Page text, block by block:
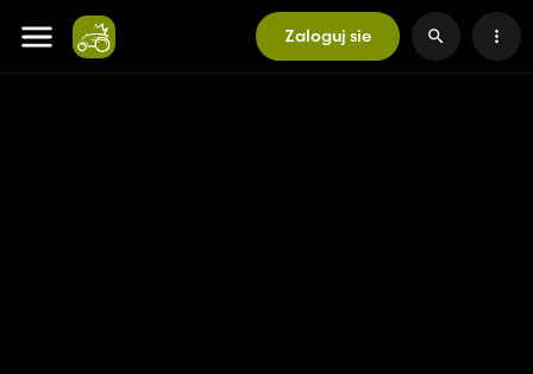
Zaloguj sie